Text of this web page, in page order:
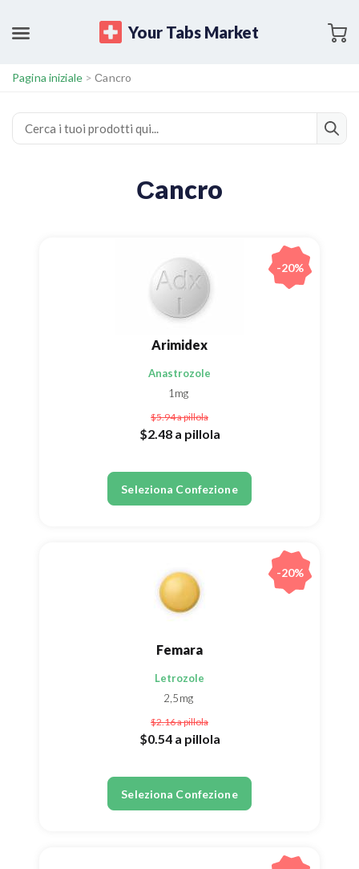
Your Tabs Market
Pagina iniziale>Сancro
Сancro
Arimidex
Anastrozole
1mg
$5.94a pillola
$2.48 a pillola
Seleziona Confezione
-20%
Femara
Letrozole
2,5mg
$2.16a pillola
$0.54 a pillola
Seleziona Confezione
-20%